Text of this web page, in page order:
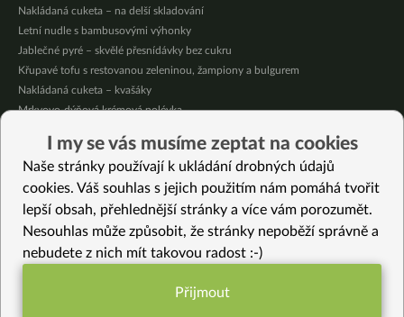
Nakládaná cuketa – na delší skladování
Letní nudle s bambusovými výhonky
Jablečné pyré – skvělé přesnídávky bez cukru
Křupavé tofu s restovanou zeleninou, žampiony a bulgurem
Nakládaná cuketa – kvašáky
Mrkvovo-dýňová krémová polévka
Osvěžující čaj s citronovými bylinkami
Nepečený jablečný dort s rybízem
Vybrané recepty
Luxusní MINI bramboráčky z cukety – a bez mouky!
Kokosovo-karobový pohár
I my se vás musíme zeptat na cookies
Naše stránky používají k ukládání drobných údajů
cookies. Váš souhlas s jejich použitím nám pomáhá tvořit
lepší obsah, přehlednější stránky a více vám porozumět.
Nesouhlas může způsobit, že stránky nepoběží správně a
nebudete z nich mít takovou radost :-)
Funkční nastavení potřebujeme (vždy
Přijmout